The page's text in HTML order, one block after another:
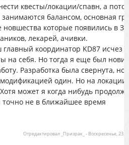
квесты/локации/спавн, а
балансом, основная
новшества которые появились в
лекарей, ачивки.
координатор KD87 исчез
на себя. Но тогда я еще был
Разработка была свернута, но
один. Но на локации
может я когда нибудь
точно не в ближайшее время
Отредактировал _Призрак_ - Воскресенье,